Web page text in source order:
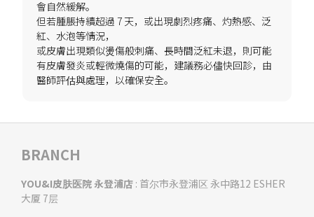
會自然緩解。
但若腫脹持續超過 7 天，或出現劇烈疼痛、灼熱感、泛
紅、水泡等情況，
或皮膚出現類似燙傷般刺痛、長時間泛紅未退，則可能
有皮膚發炎或輕微燒傷的可能，建議務必儘快回診，由
BRANCH
YOU&I皮肤医院 永登浦店 : 首尔市永登浦区 永中路12 ESHER
大厦 7层